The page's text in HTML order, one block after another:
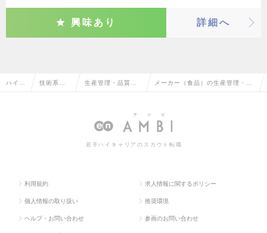
興味あり 詳細へ
ハイク 技術系 生産管理・品質管
場長（電気・電
メーカー（食品）の生産管理・品
気・電子）の転職・求人情報一覧
若手ハイキャリアのスカウト転職
利用規約 求人情報に関するポリシー
個人情報の取り扱い 推奨環境
ヘルプ・お問い合わせ 参画のお問い合わせ